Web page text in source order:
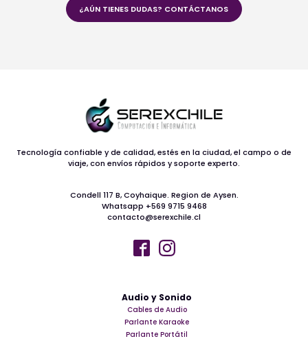
¿AÚN TIENES DUDAS? CONTÁCTANOS
Audio y Sonido
Cables de Audio
Parlante Karaoke
Parlante Portátil
Tecnología confiable y de calidad, estés en la ciudad, el campo o de
viaje, con envíos rápidos y soporte experto.
Condell 117 B, Coyhaique. Region de Aysen.
Whatsapp +569 9715 9468
contacto@serexchile.cl